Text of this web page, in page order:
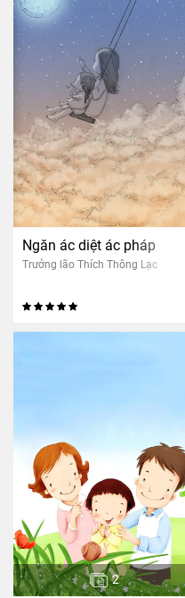
Ngăn ác diệt ác pháp
Trưởng lão Thích Thông Lạc
2